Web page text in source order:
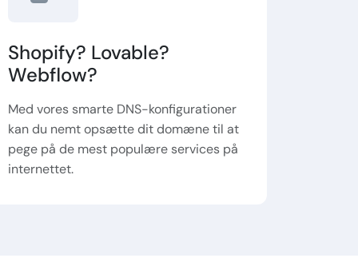
Shopify? Lovable?
Webflow?
Med vores smarte DNS-konfigurationer
kan du nemt opsætte dit domæne til at
pege på de mest populære services på
internettet.